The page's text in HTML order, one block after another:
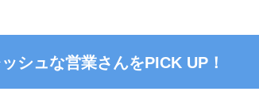
シュな営業さんをPICK UP！